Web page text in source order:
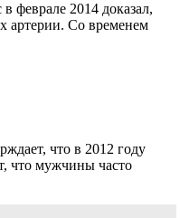
2014 доказал,
артерии. Со временем
что в 2012 году
что мужчины часто